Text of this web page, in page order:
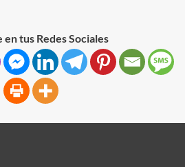
tus Redes Sociales